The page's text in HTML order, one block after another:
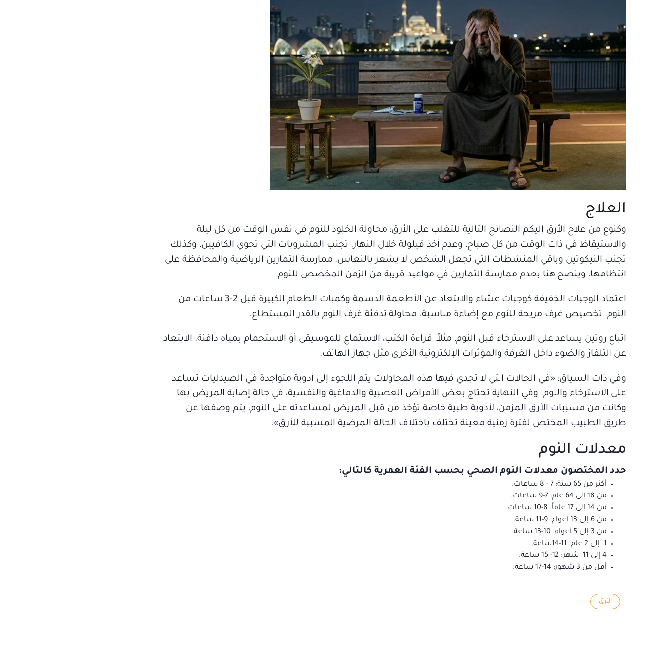
العلاج
وكنوع من علاج الأرق إليكم النصائح التالية للتغلب على الأرق: محاولة الخلود للنوم في نفس الوقت من كل ليلة
والاستيقاظ في ذات الوقت من كل صباح، وعدم أخذ قيلولة خلال النهار. تجنب المشروبات التي تحوي الكافيين، وكذلك
تجنب النيكوتين وباقي المنشطات التي تجعل الشخص لا يشعر بالنعاس. ممارسة التمارين الرياضية والمحافظة على
انتظامها، وينصح هنا بعدم ممارسة التمارين في مواعيد قريبة من الزمن المخصص للنوم.
اعتماد الوجبات الخفيفة كوجبات عشاء والابتعاد عن الأطعمة الدسمة وكميات الطعام الكبيرة قبل 2-3 ساعات من
النوم. تخصيص غرف مريحة للنوم مع إضاءة مناسبة. محاولة تدفئة غرف النوم بالقدر المستطاع.
اتباع روتين يساعد على الاسترخاء قبل النوم، مثلاً: قراءة الكتب، الاستماع للموسيقى أو الاستحمام بمياه دافئة. الابتعاد
عن التلفاز والضوء داخل الغرفة والمؤثرات الإلكترونية الأخرى مثل جهاز الهاتف.
وفي ذات السياق: «في الحالات التي لا تجدي فيها هذه المحاولات يتم اللجوء إلى أدوية متواجدة في الصيدليات تساعد
على الاسترخاء والنوم. وفي النهاية تحتاج بعض الأمراض العصبية والدماغية والنفسية، في حالة إصابة المريض بها
وكانت من مسببات الأرق المزمن، لأدوية طبية خاصة تؤخذ من قبل المريض لمساعدته على النوم، يتم وصفها عن
طريق الطبيب المختص لفترة زمنية معينة تختلف باختلاف الحالة المرضية المسببة للأرق».
معدلات النوم
حدد المختصون معدلات النوم الصحي بحسب الفئة العمرية كالتالي:
أكثر من 65 سنة: 7 - 8 ساعات.
من 18 إلى 64 عام: 7-9 ساعات.
من 14 إلى 17 عاماً: 8-10 ساعات.
من 6 إلى 13 أعوام: 9-11 ساعة.
من 3 إلى 5 أعوام: 10-13 ساعة.
1 إلى 2 عام: 11-14ساعة.
4 إلى 11 شهر: 12- 15 ساعة.
أقل من 3 شهور: 14-17 ساعة.
الأرق